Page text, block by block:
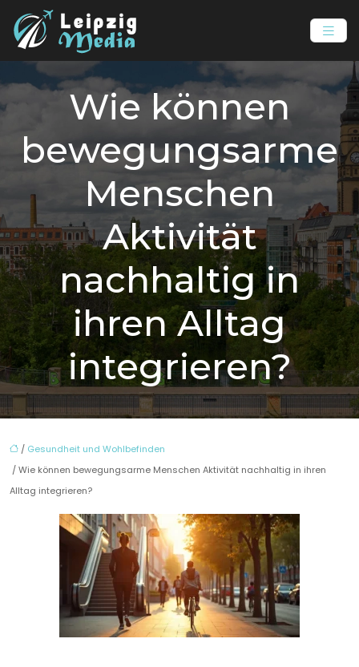
Wie können
bewegungsarme
Menschen
Aktivität
nachhaltig in
ihren Alltag
integrieren?
/ Gesundheit und Wohlbefinden
/ Wie können bewegungsarme Menschen Aktivität nachhaltig in ihren
Alltag integrieren?